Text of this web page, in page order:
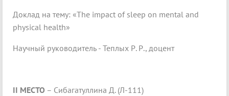
Доклад на тему: «The impact of sleep on mental and
physical health»
Научный руководитель - Теплых Р. Р., доцент
II МЕСТО – Сибагатуллина Д. (Л-111)